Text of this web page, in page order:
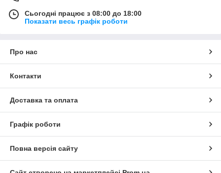
Сьогодні працює з 08:00 до 18:00
Показати весь графік роботи
Про нас
Контакти
Доставка та оплата
Графік роботи
Повна версія сайту